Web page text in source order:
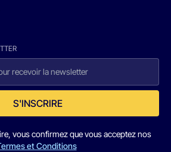
S'INSCRIRE
vous confirmez que vous acceptez nos
et Conditions